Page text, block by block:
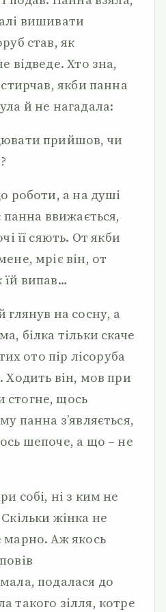
вишивати
став, як
відведе. Хто зна,
стирчав, якби панна
й не нагадала:
прийшов, чи
роботи, а на душі
панна ввижається,
її сяють. От якби
мріє він, от
їй випав…
глянув на сосну, а
білка тільки скаче
ото пір лісоруба
Ходить він, мов при
щось
панна з’являється,
шепоче, а що – не
собі, ні з ким не
жінка не
марно. Аж якось
подалася до
такого зілля, котре